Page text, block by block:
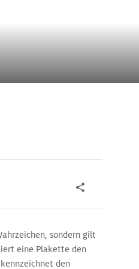
sondern gilt
eine Plakette den
den